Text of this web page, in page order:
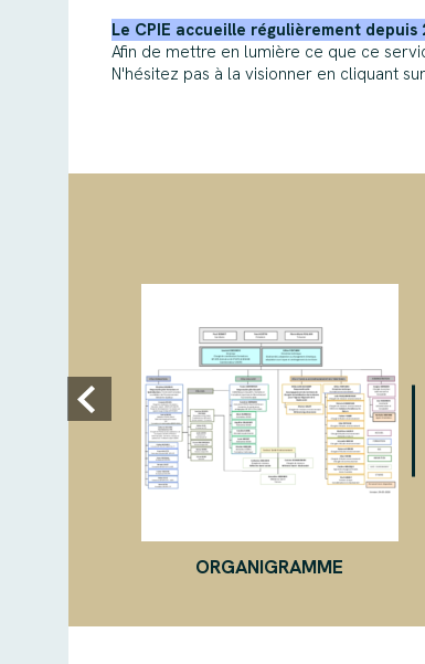
Le CPIE accueille régulièrement
Afin de mettre en lumière ce que ce
N'hésitez pas à la visionner en cliquant
ORGANIGRAMME